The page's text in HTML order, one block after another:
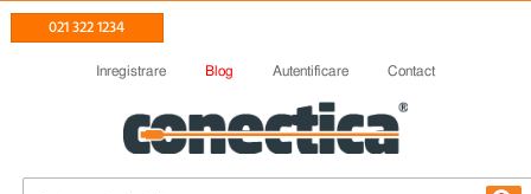
021 322 1234
Inregistrare Blog Autentificare Contact